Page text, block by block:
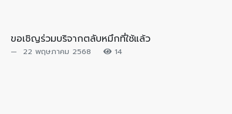
ขอเชิญร่วมบริจากตลับหมึกที่ใช้แล้ว
22 พฤษภาคม 2568 14